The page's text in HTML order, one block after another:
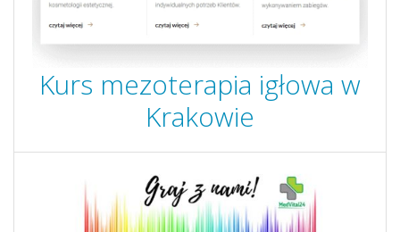
Kurs mezoterapia igłowa w
Krakowie